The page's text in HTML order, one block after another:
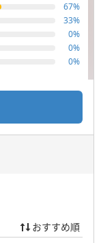
67%
33%
0%
0%
0%
おすすめ順